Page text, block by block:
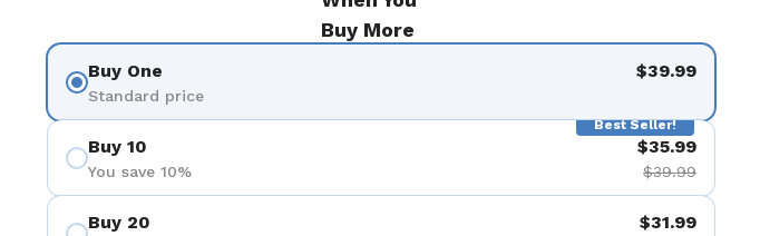
6
la diapositive 7
Buy More
Buy One
Standard price
$39.99
Best Seller!
Buy 10
You save 10%
$35.99
$39.99
Buy 20 $31.99